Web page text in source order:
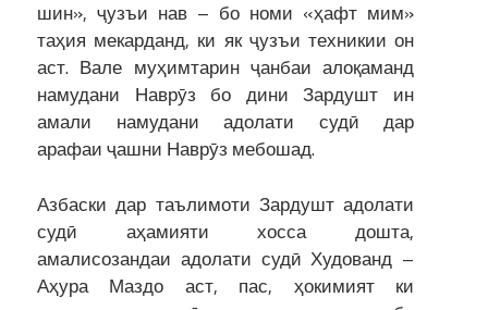
шин», ҷузъи нав – бо номи «ҳафт мим»
таҳия мекарданд, ки як ҷузъи техникии он
аст. Вале муҳимтарин ҷанбаи алоқаманд
намудани Наврӯз бо дини Зардушт ин
амали намудани адолати судӣ дар
арафаи ҷашни Наврӯз мебошад.
Азбаски дар таълимоти Зардушт адолати
судӣ аҳамияти хосса дошта,
амалисозандаи адолати судӣ Худованд –
Аҳура Маздо аст, пас, ҳокимият ки